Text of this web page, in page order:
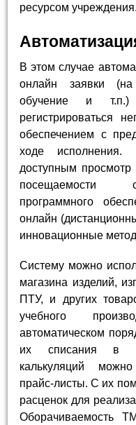
ресурсом учреждения.
В этом случае
онлайн заявки
обучение и
регистрироваться
обеспечением с
ходе
доступным
посещаемости
программного
онлайн
инновационные
Систему можно
магазина изделий,
ПТУ, и других
учебного
автоматическом
их списания в
калькуляций
прайс-листы. С их
расценок для
Оборачиваемость